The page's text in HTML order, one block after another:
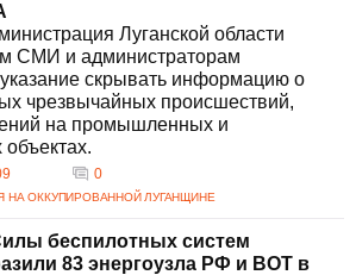
Луганской области
СМИ и администраторам
скрывать информацию о
чрезвычайных происшествий,
на промышленных и
0
НА ОККУПИРОВАННОЙ ЛУГАНЩИНЕ
беспилотных систем
83 энергоузла РФ и ВОТ в